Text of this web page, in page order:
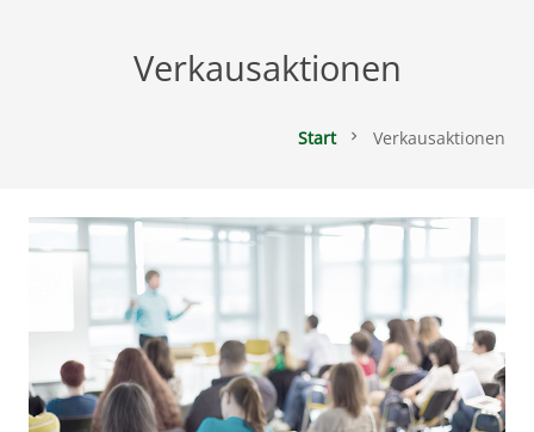
Verkausaktionen
Start chevron_right Verkausaktionen